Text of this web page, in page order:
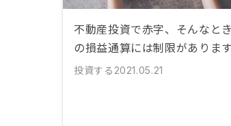
不動産投資で赤字、そんなとき
の損益通算には制限があります
投資する 2021.05.21